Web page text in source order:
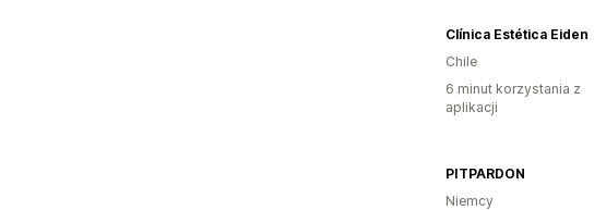
Clínica Estética Eiden
Chile
6 minut korzystania z
aplikacji
PITPARDON
Niemcy